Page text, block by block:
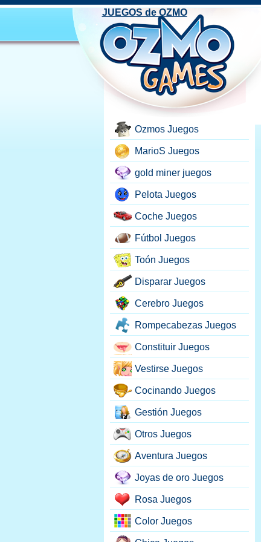
Ozmos Juegos
MarioS Juegos
gold miner juegos
Pelota Juegos
Coche Juegos
Fútbol Juegos
Toón Juegos
Disparar Juegos
Cerebro Juegos
Rompecabezas Juegos
Constituir Juegos
Vestirse Juegos
Cocinando Juegos
Gestión Juegos
Otros Juegos
Aventura Juegos
Joyas de oro Juegos
Rosa Juegos
Color Juegos
JUEGOS de OZMO